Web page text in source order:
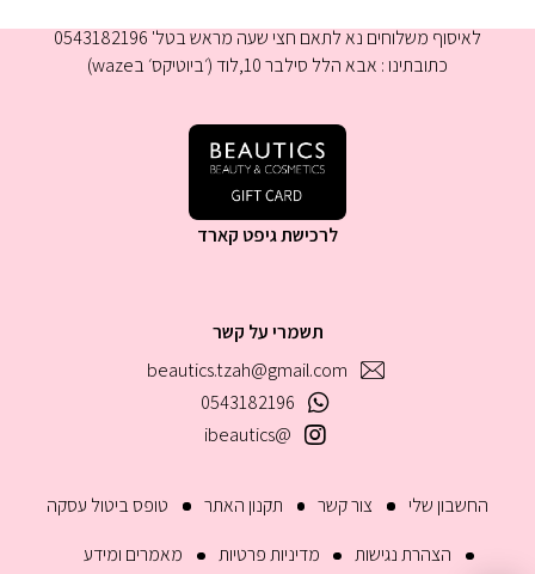
החשבון שלי צור קשר תקנון האתר
טופס ביטול עסקה
הצהרת נגישות
מדיניות פרטיות מאמרים ומידע
תשמרי על קשר
beautics.tzah@gmail.com
0543182196
@ibeautics
לאיסוף משלוחים נא לתאם חצי שעה מראש בטל' 0543182196
כתובתינו : אבא הלל סילבר 10,לוד (׳ביוטיקס׳ בwaze)
לרכישת גיפט קארד